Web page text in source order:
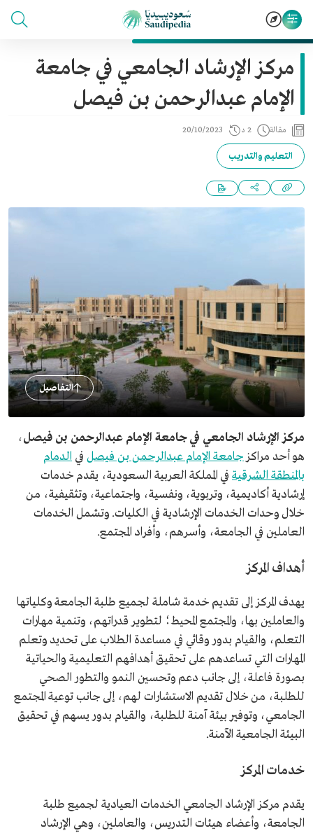
مركز الإرشاد الجامعي في جامعة
الإمام عبدالرحمن بن فيصل
مقالة 2 د 20/10/2023
التعليم والتدريب
التفاصيل
مركز الإرشاد الجامعي في جامعة الإمام عبدالرحمن بن فيصل،
هو أحد مراكز جامعة الإمام عبدالرحمن بن فيصل في الدمام
بالمنطقة الشرقية في المملكة العربية السعودية، يقدم خدمات
إرشادية أكاديمية، وتربوية، ونفسية، واجتماعية، وتثقيفية، من
خلال وحدات الخدمات الإرشادية في الكليات. وتشمل الخدمات
العاملين في الجامعة، وأسرهم، وأفراد المجتمع.
أهداف المركز
يهدف المركز إلى تقديم خدمة شاملة لجميع طلبة الجامعة وكلياتها
والعاملين بها، والمجتمع المحيط؛ لتطوير قدراتهم، وتنمية مهارات
التعلم، والقيام بدور وقائي في مساعدة الطلاب على تحديد وتعلم
المهارات التي تساعدهم على تحقيق أهدافهم التعليمية والحياتية
بصورة فاعلة، إلى جانب دعم وتحسين النمو والتطور الصحي
للطلبة، من خلال تقديم الاستشارات لهم، إلى جانب توعية المجتمع
الجامعي، وتوفير بيئة آمنة للطلبة، والقيام بدور يسهم في تحقيق
البيئة الجامعية الآمنة.
خدمات المركز
يقدم مركز الإرشاد الجامعي الخدمات العيادية لجميع طلبة
الجامعة، وأعضاء هيئات التدريس، والعاملين، وهي الإرشاد